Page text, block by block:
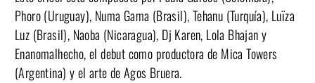
Phoro (Uruguay), Numa Gama (Brasil), Tehanu (Turquía), Luïza
Luz (Brasil), Naoba (Nicaragua), Dj Karen, Lola Bhajan y
Enanomalhecho, el debut como productora de Mica Towers
(Argentina) y el arte de Agos Bruera.